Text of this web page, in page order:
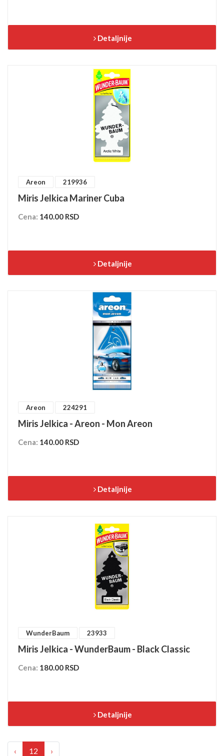
Detaljnije
Areon 219936
Miris Jelkica Mariner Cuba
Cena: 140.00 RSD
Detaljnije
Areon 224291
Miris Jelkica - Areon - Mon Areon
Cena: 140.00 RSD
Detaljnije
WunderBaum 23933
Miris Jelkica - WunderBaum - Black Classic
Cena: 180.00 RSD
Detaljnije
‹ 12 ›